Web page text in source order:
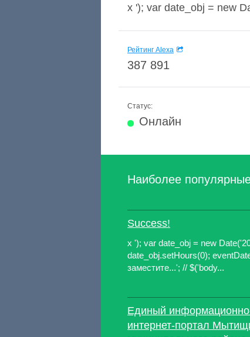
x '); var date_obj = new
Рейтинг Alexa
387 891
Статус:
Онлайн
Наиболее
Success!
x '); var date_obj = new
date_obj.setHours(0);
заместите...'; // $('body...
Единый
интернет-портал